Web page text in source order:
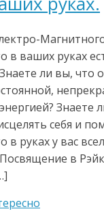
в ваших руках
ли вы, что
Знаете
себя и
в руках у вас
в